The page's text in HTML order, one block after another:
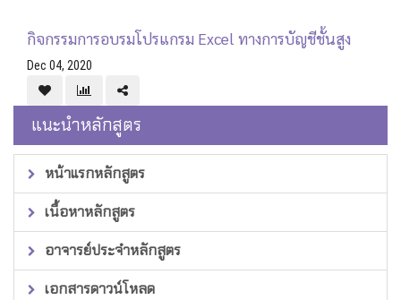
กิจกรรมการอบรมโปรแกรม Excel ทางการบัญชีชั้นสูง
Dec 04, 2020
แนะนำหลักสูตร
หน้าแรกหลักสูตร
เนื้อหาหลักสูตร
อาจารย์ประจำหลักสูตร
เอกสารดาวน์โหลด